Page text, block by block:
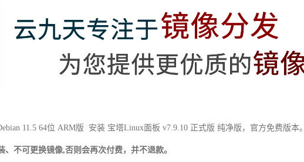
11.5 64位 ARM版 安装 宝塔Linux面板 v7.9.10 正式版 纯净版，官方免费版本。
、不可更换镜像,否则会再次付费，并不退款。